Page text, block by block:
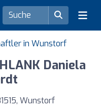
in Wunstorf
Daniela
Wunstorf